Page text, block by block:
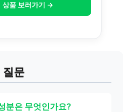
상품 보러가기 →
질문
분은 무엇인가요?